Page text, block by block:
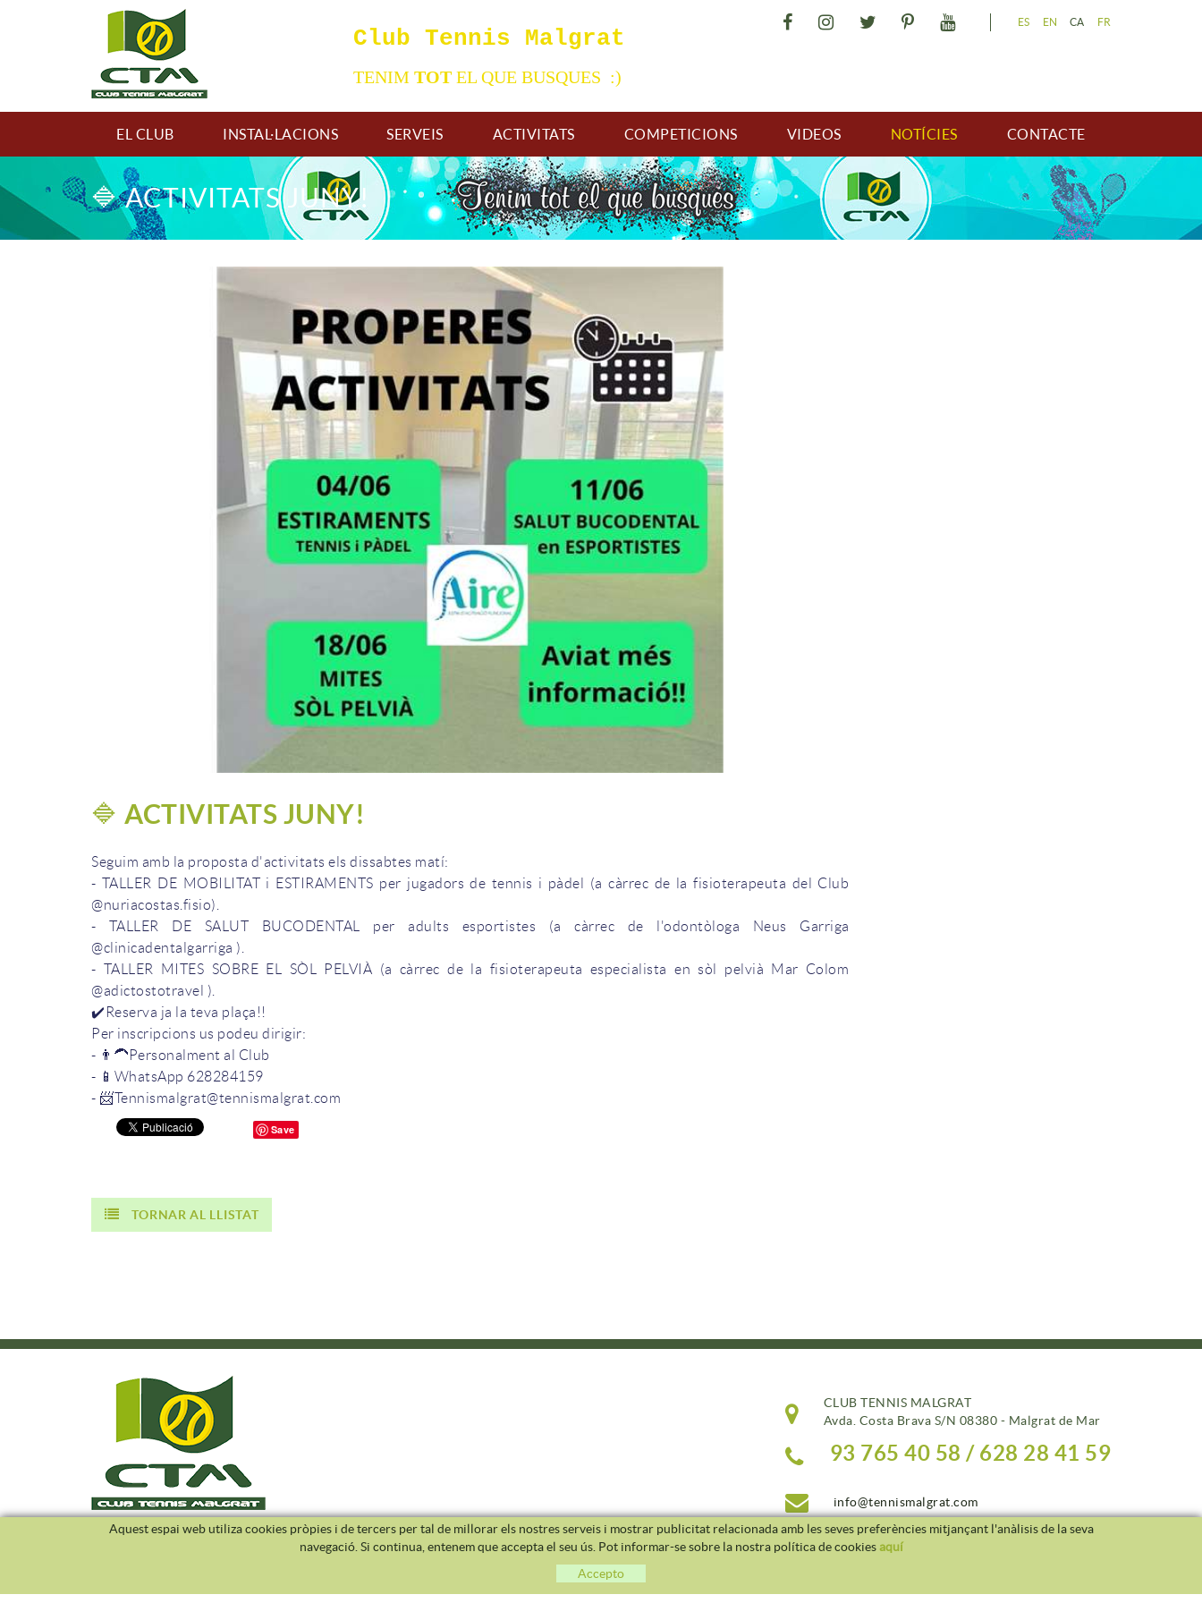
Club Tennis Malgrat
TENIM TOTEL QUE BUSQUES :)
ES EN CA FR
EL CLUB INSTAL·LACIONS SERVEIS ACTIVITATS COMPETICIONS VIDEOS NOTÍCIES CONTACTE
🔷 ACTIVITATS JUNY!
🔷 ACTIVITATS JUNY!
Seguim amb la proposta d'activitats els dissabtes matí:
- TALLER DE MOBILITAT i ESTIRAMENTS per jugadors de tennis i pàdel (a càrrec de la fisioterapeuta del Club
@nuriacostas.fisio).
- TALLER DE SALUT BUCODENTAL per adults esportistes (a càrrec de l'odontòloga Neus Garriga
@clinicadentalgarriga ).
- TALLER MITES SOBRE EL SÒL PELVIÀ (a càrrec de la fisioterapeuta especialista en sòl pelvià Mar Colom
@adictostotravel ).
✔️Reserva ja la teva plaça!!
Per inscripcions us podeu dirigir:
- 👨‍🦱Personalment al Club
- 📱WhatsApp 628284159
- 📨Tennismalgrat@tennismalgrat.com
Save
TORNAR AL LLISTAT
CLUB TENNIS MALGRAT
Avda. Costa Brava S/N 08380 - Malgrat de Mar
93 765 40 58 / 628 28 41 59
info@tennismalgrat.com
Aquest espai web utiliza cookies pròpies i de tercers per tal de millorar els nostres serveis i mostrar publicitat relacionada amb les seves preferències mitjançant l'anàlisis de la seva
navegació. Si continua, entenem que accepta el seu ús. Pot informar-se sobre la nostra política de cookiesaquí
Accepto